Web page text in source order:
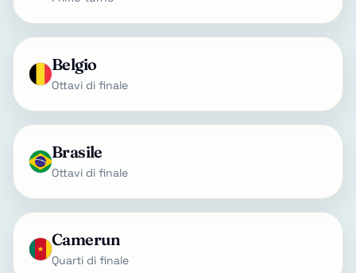
Belgio
Ottavi di finale
Brasile
Ottavi di finale
Camerun
Quarti di finale